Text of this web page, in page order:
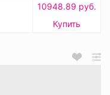
10948.89 руб.
Купить